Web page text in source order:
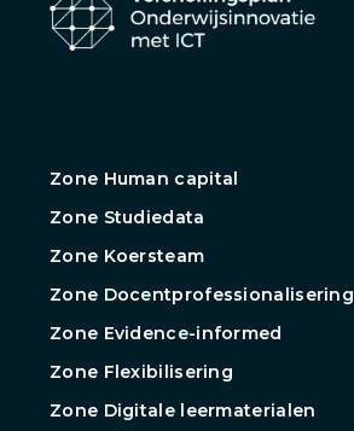
Zone Human capital
Zone Studiedata
Zone Koersteam
Zone Docentprofessionalisering
Zone Evidence-informed
Zone Flexibilisering
Zone Digitale leermaterialen